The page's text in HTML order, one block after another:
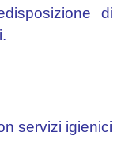
di
servizi igienici